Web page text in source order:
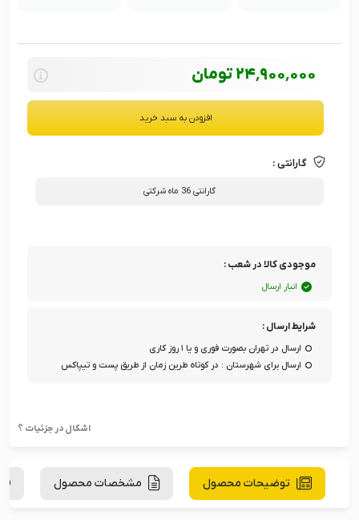
24٬900٬000تومان
افزودن به سبد خرید
گارانتی :
گارانتی 36 ماه شرکتی
موجودی کالا در شعب :
انبار ارسال
شرایط ارسال :
ارسال در تهران بصورت فوری و یا ۱ روز کاری
ارسال برای شهرستان : در کوتاه طرین زمان از طریق پست و تیپاکس
اشکال در جزئیات ؟
توضیحات محصول مشخصات محصول